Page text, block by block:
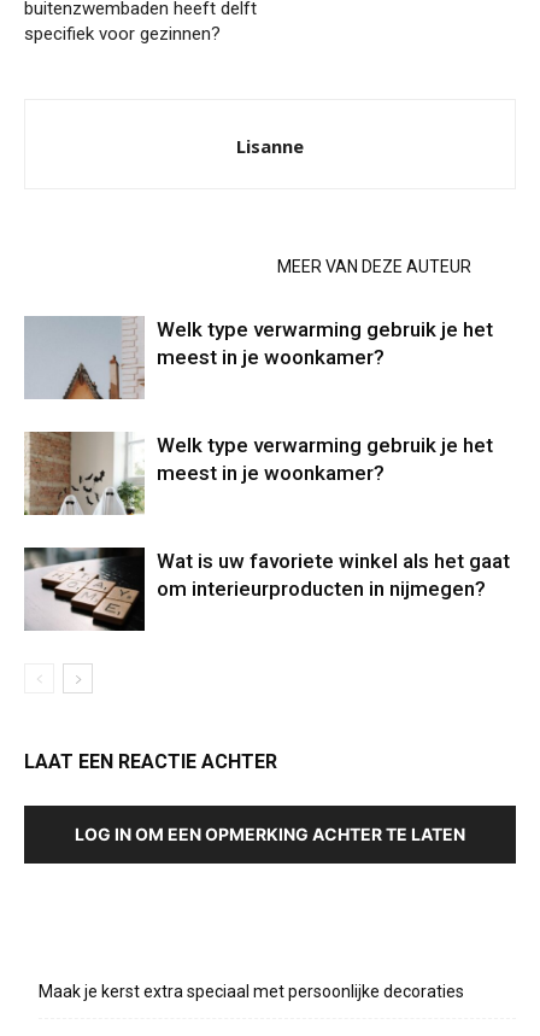
buitenzwembaden heeft delft
specifiek voor gezinnen?
Lisanne
MEER VAN DEZE AUTEUR
Welk type verwarming gebruik je het
meest in je woonkamer?
Welk type verwarming gebruik je het
meest in je woonkamer?
Wat is uw favoriete winkel als het gaat
om interieurproducten in nijmegen?
LAAT EEN REACTIE ACHTER
LOG IN OM EEN OPMERKING ACHTER TE LATEN
Maak je kerst extra speciaal met persoonlijke decoraties